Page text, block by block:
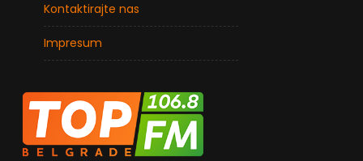
Kontaktirajte nas
Impresum